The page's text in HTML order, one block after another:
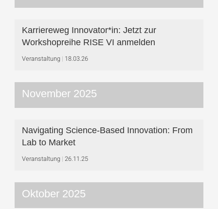
Karriereweg Innovator*in: Jetzt zur
Workshop­reihe RISE VI anmelden
Veranstaltung 18.03.26
November 2025
Navigating Science-Based Innovation: From
Lab to Market
Veranstaltung 26.11.25
Oktober 2025